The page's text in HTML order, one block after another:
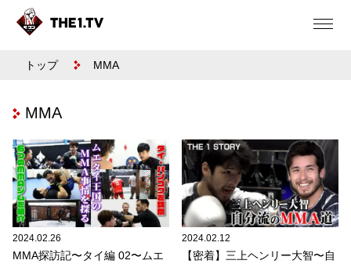
トップ MMA
MMA
2024.02.26
MMA探訪記〜タイ編 02〜ムエ
2024.02.12
【密着】三上ヘンリー大智〜自